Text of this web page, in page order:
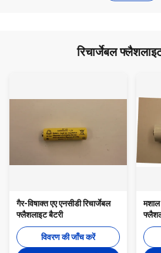
रिचार्जेबल
गैर-विषाक्त एए एनसीडी रिचार्जेबल
फ्लैशलाइट बैटरी
विवरण की जाँच करें
मशाल